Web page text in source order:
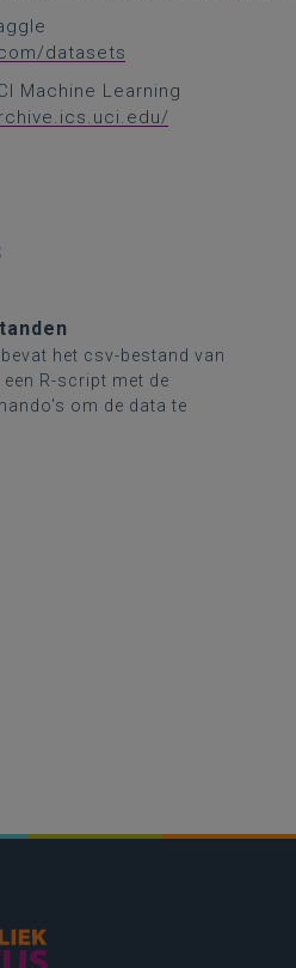
datasets
Machine Learning
het csv-bestand van
een R-script met de
om de data te